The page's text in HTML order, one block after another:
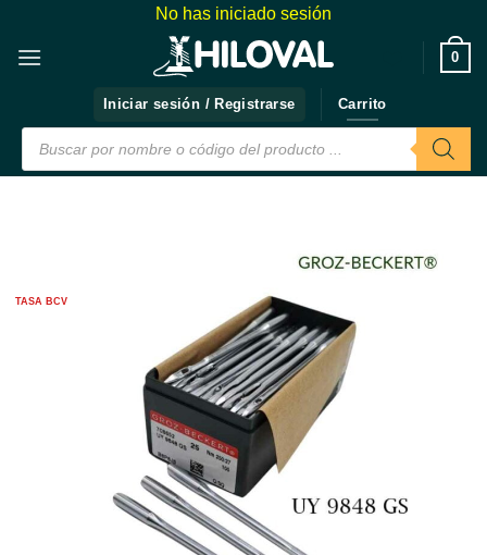
contenido
No has iniciado sesión
0
Iniciar sesión / Registrarse Carrito
Búsqueda